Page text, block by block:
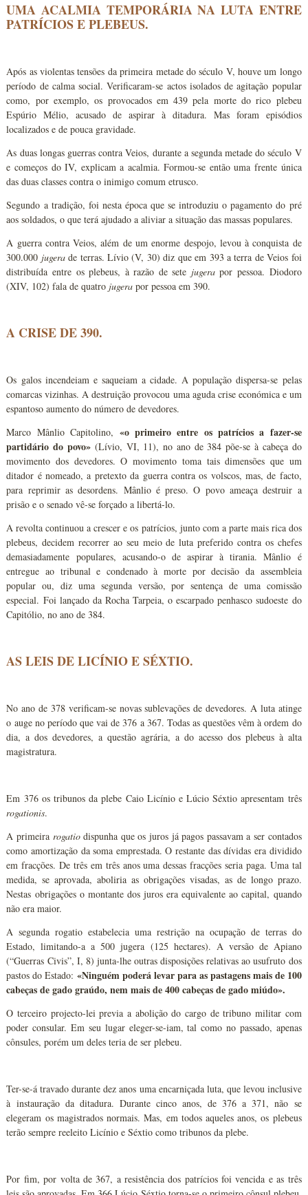
UMA ACALMIA TEMPORÁRIA NA LUTA ENTRE
PATRÍCIOS E PLEBEUS.
Após as violentas tensões da primeira metade do século V, houve um longo
período de calma social. Verificaram-se actos isolados de agitação popular
como, por exemplo, os provocados em 439 pela morte do rico plebeu
Espúrio Mélio, acusado de aspirar à ditadura. Mas foram episódios
localizados e de pouca gravidade.
As duas longas guerras contra Veios, durante a segunda metade do século V
e começos do IV, explicam a acalmia. Formou-se então uma frente única
das duas classes contra o inimigo comum etrusco.
Segundo a tradição, foi nesta época que se introduziu o pagamento do pré
aos soldados, o que terá ajudado a aliviar a situação das massas populares.
A guerra contra Veios, além de um enorme despojo, levou à conquista de
300.000 jugerade terras. Lívio (V, 30) diz que em 393 a terra de Veios foi
distribuída entre os plebeus, à razão de sete jugerapor pessoa. Diodoro
(XIV, 102) fala de quatro jugera por pessoa em 390.
A CRISE DE 390.
Os galos incendeiam e saqueiam a cidade. A população dispersa-se pelas
comarcas vizinhas. A destruição provocou uma aguda crise económica e um
espantoso aumento do número de devedores.
Marco Mânlio Capitolino, «o primeiro entre os patrícios a fazer-se
partidário do povo» (Lívio, VI, 11), no ano de 384 põe-se à cabeça do
movimento dos devedores. O movimento toma tais dimensões que um
ditador é nomeado, a pretexto da guerra contra os volscos, mas, de facto,
para reprimir as desordens. Mânlio é preso. O povo ameaça destruir a
prisão e o senado vê-se forçado a libertá-lo.
A revolta continuou a crescer e os patrícios, junto com a parte mais rica dos
plebeus, decidem recorrer ao seu meio de luta preferido contra os chefes
demasiadamente populares, acusando-o de aspirar à tirania. Mânlio é
entregue ao tribunal e condenado à morte por decisão da assembleia
popular ou, diz uma segunda versão, por sentença de uma comissão
especial. Foi lançado da Rocha Tarpeia, o escarpado penhasco sudoeste do
Capitólio, no ano de 384.
AS LEIS DE LICÍNIO E SÉXTIO.
No ano de 378 verificam-se novas sublevações de devedores. A luta atinge
o auge no período que vai de 376 a 367. Todas as questões vêm à ordem do
dia, a dos devedores, a questão agrária, a do acesso dos plebeus à alta
magistratura.
Em 376 os tribunos da plebe Caio Licínio e Lúcio Séxtio apresentam três
rogationis.
A primeira rogatiodispunha que os juros já pagos passavam a ser contados
como amortização da soma emprestada. O restante das dívidas era dividido
em fracções. De três em três anos uma dessas fracções seria paga. Uma tal
medida, se aprovada, aboliria as obrigações visadas, as de longo prazo.
Nestas obrigações o montante dos juros era equivalente ao capital, quando
não era maior.
A segunda rogatio estabelecia uma restrição na ocupação de terras do
Estado, limitando-a a 500 jugera (125 hectares). A versão de Apiano
(“Guerras Civis”, I, 8) junta-lhe outras disposições relativas ao usufruto dos
pastos do Estado: «Ninguém poderá levar para as pastagens mais de 100
cabeças de gado graúdo, nem mais de 400 cabeças de gado miúdo».
O terceiro projecto-lei previa a abolição do cargo de tribuno militar com
poder consular. Em seu lugar eleger-se-iam, tal como no passado, apenas
cônsules, porém um deles teria de ser plebeu.
Ter-se-á travado durante dez anos uma encarniçada luta, que levou inclusive
à instauração da ditadura. Durante cinco anos, de 376 a 371, não se
elegeram os magistrados normais. Mas, em todos aqueles anos, os plebeus
terão sempre reeleito Licínio e Séxtio como tribunos da plebe.
Por fim, por volta de 367, a resistência dos patrícios foi vencida e as três